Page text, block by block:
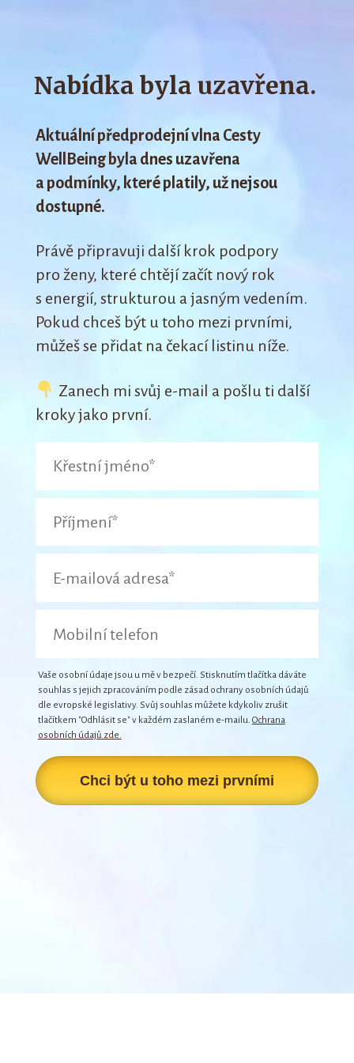
Nabídka byla uzavřena.
Aktuální předprodejní vlna Cesty
WellBeing byla dnes uzavřena
a podmínky, které platily, už nejsou
dostupné.
Právě připravuji další krok podpory
pro ženy, které chtějí začít nový rok
s energií, strukturou a jasným vedením.
Pokud chceš být u toho mezi prvními,
můžeš se přidat na čekací listinu níže.
Zanech mi svůj e-mail a pošlu ti další
kroky jako první.
Vaše osobní údaje jsou u mě v bezpečí. Stisknutím tlačítka dáváte
souhlas s jejich zpracováním podle zásad ochrany osobních údajů
dle evropské legislativy. Svůj souhlas můžete kdykoliv zrušit
tlačítkem "Odhlásit se" v každém zaslaném e-mailu. Ochrana
osobních údajů zde.
Chci být u toho mezi prvními